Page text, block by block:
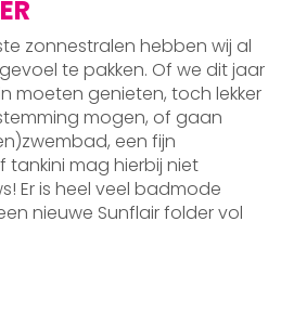
zonnestralen hebben wij al
te pakken. Of we dit jaar
moeten genieten, toch lekker
mogen, of gaan
een fijn
tankini mag hierbij niet
Er is heel veel badmode
nieuwe Sunflair folder vol